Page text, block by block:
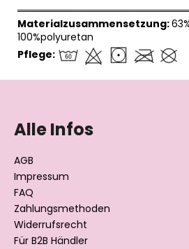
Materialzusammensetzung:
100%polyuretan
Pflege:
F
Alle Infos
AGB
Impressum
FAQ
Zahlungsmethoden
Widerrufsrecht
Für B2B Händler